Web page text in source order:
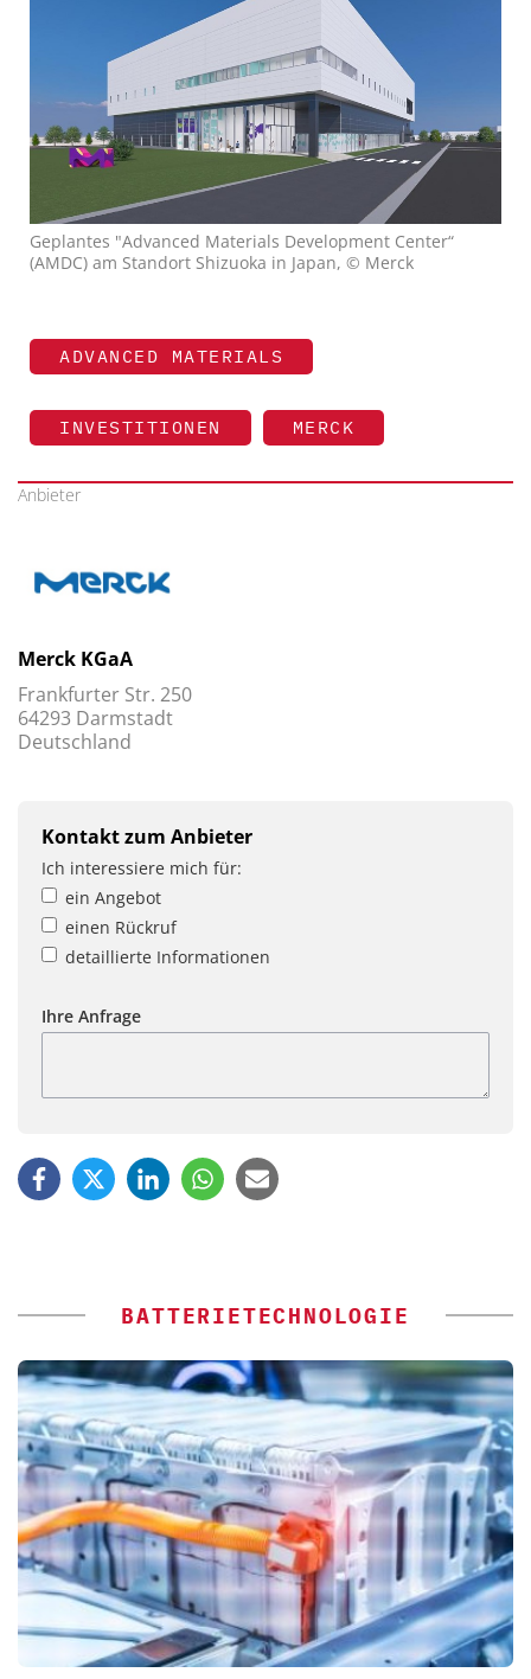
Geplantes "Advanced Materials Development Center“
(AMDC) am Standort Shizuoka in Japan, © Merck
ADVANCED MATERIALS
INVESTITIONEN MERCK
Anbieter
Merck KGaA
Frankfurter Str. 250
64293 Darmstadt
Deutschland
Kontakt zum Anbieter
Ich interessiere mich für:
ein Angebot
einen Rückruf
detaillierte Informationen
Ihre Anfrage
BATTERIETECHNOLOGIE